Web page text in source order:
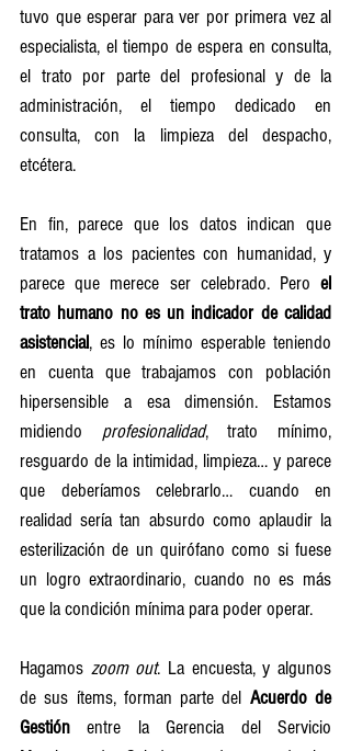
tuvo que esperar para ver por primera vez al
especialista, el tiempo de espera en consulta,
el trato por parte del profesional y de la
administración, el tiempo dedicado en
consulta, con la limpieza del despacho,
etcétera.
En fin, parece que los datos indican que
tratamos a los pacientes con humanidad, y
parece que merece ser celebrado. Pero el
trato humano no es un indicador de calidad
asistencial, es lo mínimo esperable teniendo
en cuenta que trabajamos con población
hipersensible a esa dimensión. Estamos
midiendo profesionalidad, trato mínimo,
resguardo de la intimidad, limpieza… y parece
que deberíamos celebrarlo… cuando en
realidad sería tan absurdo como aplaudir la
esterilización de un quirófano como si fuese
un logro extraordinario, cuando no es más
que la condición mínima para poder operar.
Hagamos zoom out. La encuesta, y algunos
de sus ítems, forman parte del Acuerdo de
Gestión entre la Gerencia del Servicio